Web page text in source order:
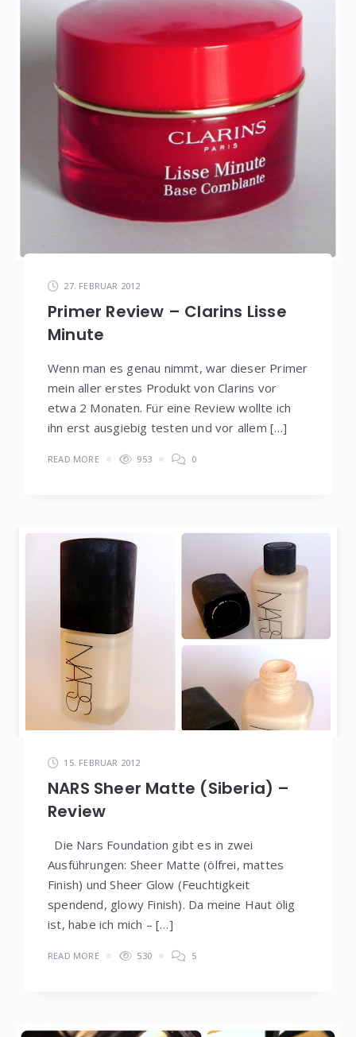
27. FEBRUAR 2012
Primer Review – Clarins Lisse
Minute
Wenn man es genau nimmt, war dieser Primer
mein aller erstes Produkt von Clarins vor
etwa 2 Monaten. Für eine Review wollte ich
ihn erst ausgiebig testen und vor allem […]
READ MORE 953 0
15. FEBRUAR 2012
NARS Sheer Matte (Siberia) –
Review
Die Nars Foundation gibt es in zwei
Ausführungen: Sheer Matte (ölfrei, mattes
Finish) und Sheer Glow (Feuchtigkeit
spendend, glowy Finish). Da meine Haut ölig
ist, habe ich mich – […]
READ MORE 530 5